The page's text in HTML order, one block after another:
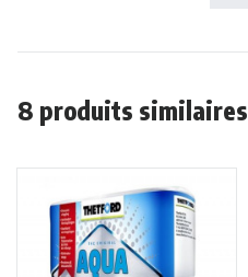
8 produits similaires